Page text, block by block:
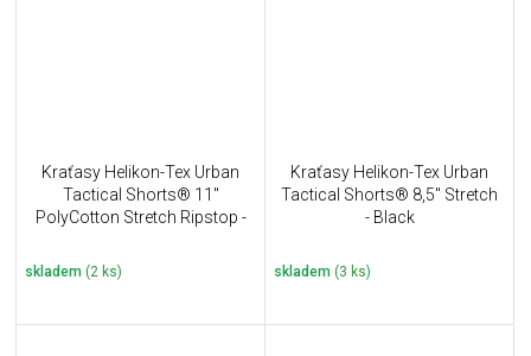
Kraťasy Helikon-Tex Urban
Tactical Shorts® 11''
PolyCotton Stretch Ripstop -
skladem (2 ks)
Kraťasy Helikon-Tex Urban
Tactical Shorts® 8,5" Stretch
- Black
skladem (3 ks)